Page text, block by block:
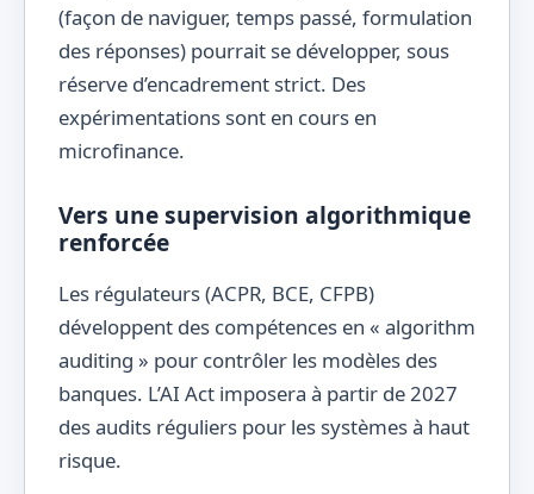
(façon de naviguer, temps passé, formulation
des réponses) pourrait se développer, sous
réserve d’encadrement strict. Des
expérimentations sont en cours en
microfinance.
Vers une supervision algorithmique
renforcée
Les régulateurs (ACPR, BCE, CFPB)
développent des compétences en « algorithm
auditing » pour contrôler les modèles des
banques. L’AI Act imposera à partir de 2027
des audits réguliers pour les systèmes à haut
risque.